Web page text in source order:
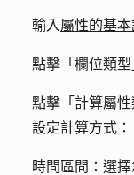
輸入 屬性的基
點擊「 欄位類型
點擊「 計算屬性
設定計算方式：
時間區間 ：選